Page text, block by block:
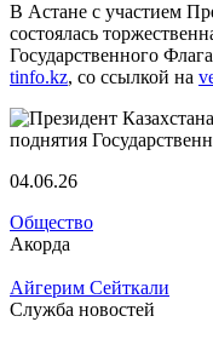
В Астане с участием
состоялась
Государственного
tinfo.kz, со ссылкой на
04.06.26
Общество
Акорда
Айгерим Сейткали
Служба новостей